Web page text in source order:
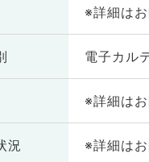
※詳細は
電子カル
※詳細は
況 ※詳細は